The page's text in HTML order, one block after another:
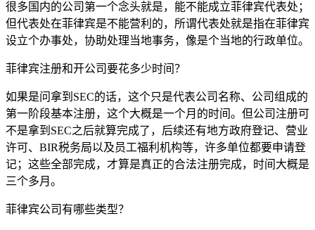
很多国内的公司第一个念头就是，能不能成立菲律宾代表处；
但代表处在菲律宾是不能营利的，所谓代表处就是指在菲律宾
设立个办事处，协助处理当地事务，像是个当地的行政单位。
菲律宾注册和开公司要花多少时间？
如果是问拿到SEC的话，这个只是代表公司名称、公司组成的
第一阶段基本注册，这个大概是一个月的时间。但公司注册可
不是拿到SEC之后就算完成了，后续还有地方政府登记、营业
许可、BIR税务局以及员工福利机构等，许多单位都要申请登
记；这些全部完成，才算是真正的合法注册完成，时间大概是
三个多月。
菲律宾公司有哪些类型？